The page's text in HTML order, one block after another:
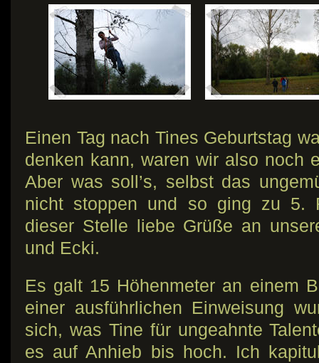
Einen Tag nach Tines Geburtstag
denken kann, waren wir also noch
Aber was soll’s, selbst das
nicht stoppen und so ging zu 5.
dieser Stelle liebe Grüße an
und Ecki.
Es galt 15 Höhenmeter an einem
einer ausführlichen Einweisung
sich, was Tine für ungeahnte
es auf Anhieb bis hoch. Ich